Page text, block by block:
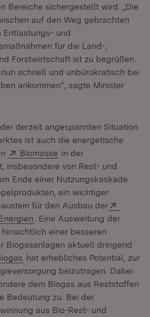
Bereiche sichergestellt wird. „Die
auf den Weg gebrachten
Entlastungs- und
für die Land-,
Forstwirtschaft ist zu begrüßen.
schnell und unbürokratisch bei
ankommen“, sagte Minister
derzeit angespannten Situation
ist auch die energetische
Extern:
Biomasse (Öffnet in neuem
in der
insbesondere von Rest- und
Ende einer Nutzungskaskade
ein wichtiger
für den Ausbau der
(Öffnet in neuem Fenster)
. Eine Ausweitung der
einer besseren
Biogasanlagen aktuell dringend
(Öffnet in neuem Fenster)
hat erhebliches Potential, zur
beizutragen. Dabei
dem Biogas aus Reststoffen
Bedeutung zu. Bei der
aus Bio-Rest- und